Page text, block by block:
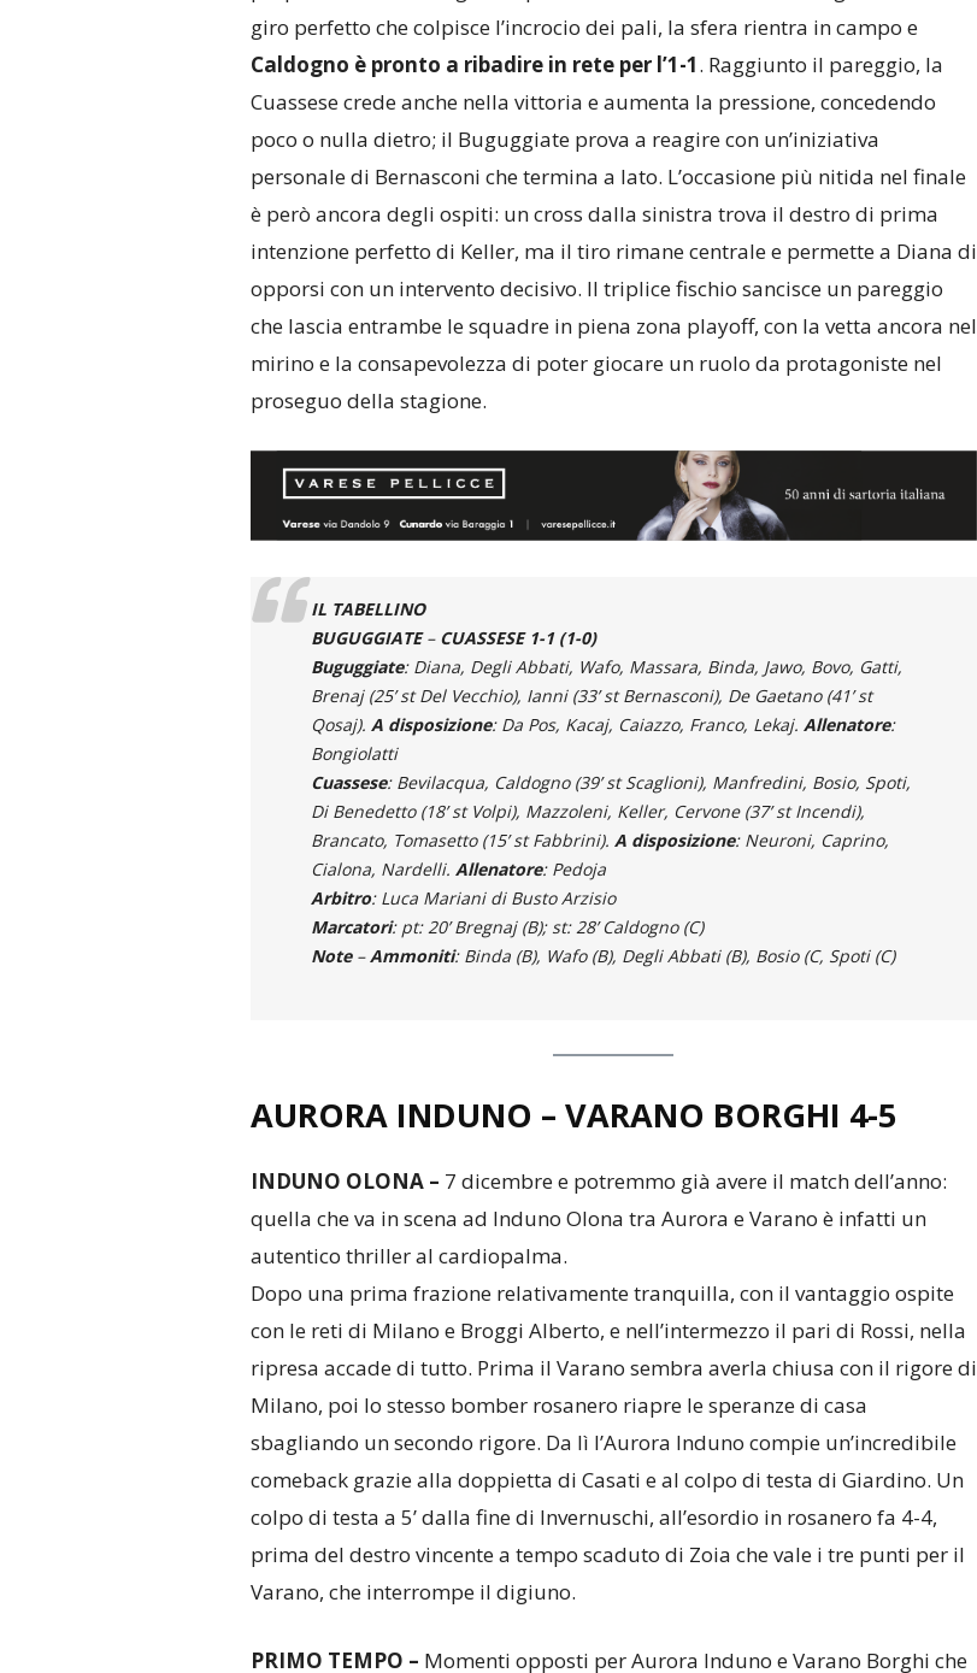
giro perfetto che colpisce l’incrocio dei pali, la sfera rientra in campo e
Caldogno è pronto a ribadire in rete per l’1-1. Raggiunto il pareggio, la
Cuassese crede anche nella vittoria e aumenta la pressione, concedendo
poco o nulla dietro; il Buguggiate prova a reagire con un’iniziativa
personale di Bernasconi che termina a lato. L’occasione più nitida nel finale
è però ancora degli ospiti: un cross dalla sinistra trova il destro di prima
intenzione perfetto di Keller, ma il tiro rimane centrale e permette a Diana di
opporsi con un intervento decisivo. Il triplice fischio sancisce un pareggio
che lascia entrambe le squadre in piena zona playoff, con la vetta ancora nel
mirino e la consapevolezza di poter giocare un ruolo da protagoniste nel
proseguo della stagione.
IL TABELLINO
BUGUGGIATE– CUASSESE 1-1 (1-0)
Buguggiate: Diana, Degli Abbati, Wafo, Massara, Binda, Jawo, Bovo, Gatti,
Brenaj (25’ st Del Vecchio), Ianni (33’ st Bernasconi), De Gaetano (41’ st
Qosaj). A disposizione: Da Pos, Kacaj, Caiazzo, Franco, Lekaj. Allenatore:
Bongiolatti
Cuassese: Bevilacqua, Caldogno (39’ st Scaglioni), Manfredini, Bosio, Spoti,
Di Benedetto (18’ st Volpi), Mazzoleni, Keller, Cervone (37’ st Incendi),
Brancato, Tomasetto (15’ st Fabbrini). A disposizione: Neuroni, Caprino,
Cialona, Nardelli. Allenatore: Pedoja
Arbitro: Luca Mariani di Busto Arzisio
Marcatori: pt: 20’ Bregnaj (B); st: 28’ Caldogno (C)
Note –Ammoniti: Binda (B), Wafo (B), Degli Abbati (B), Bosio (C, Spoti (C)
AURORA INDUNO – VARANO BORGHI 4-5
INDUNO OLONA – 7 dicembre e potremmo già avere il match dell’anno:
quella che va in scena ad Induno Olona tra Aurora e Varano è infatti un
autentico thriller al cardiopalma.
Dopo una prima frazione relativamente tranquilla, con il vantaggio ospite
con le reti di Milano e Broggi Alberto, e nell’intermezzo il pari di Rossi, nella
ripresa accade di tutto. Prima il Varano sembra averla chiusa con il rigore di
Milano, poi lo stesso bomber rosanero riapre le speranze di casa
sbagliando un secondo rigore. Da lì l’Aurora Induno compie un’incredibile
comeback grazie alla doppietta di Casati e al colpo di testa di Giardino. Un
colpo di testa a 5’ dalla fine di Invernuschi, all’esordio in rosanero fa 4-4,
prima del destro vincente a tempo scaduto di Zoia che vale i tre punti per il
Varano, che interrompe il digiuno.
PRIMO TEMPO – Momenti opposti per Aurora Induno e Varano Borghi che